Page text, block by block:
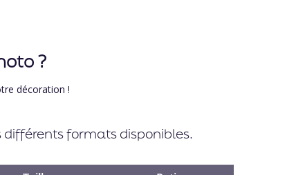
?
décoration !
différents formats disponibles.